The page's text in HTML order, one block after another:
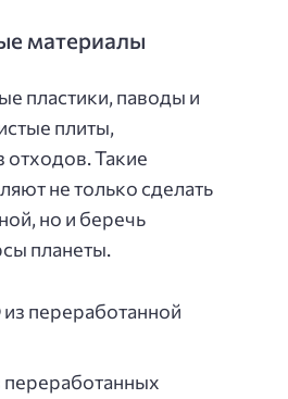
материалы
пластики, паводы и
плиты,
отходов. Такие
не только сделать
но и беречь
планеты.
переработанной
переработанных